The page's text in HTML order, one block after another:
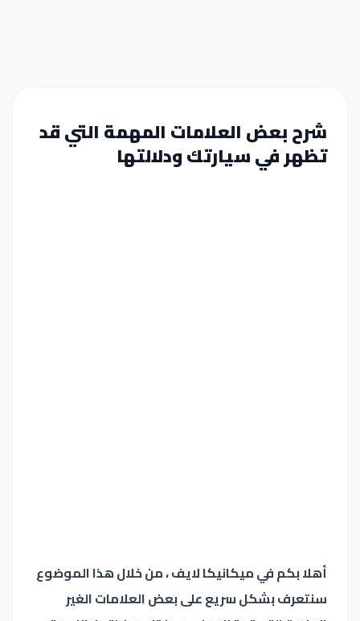
شرح بعض العلامات المهمة التي قد
تظهر في سيارتك ودلالتها
أهلا بكم في ميكانيكا لايف ، من خلال هذا الموضوع
سنتعرف بشكل سريع على بعض العلامات الغير